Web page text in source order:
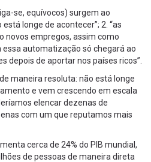
se, equívocos) surgem ao
longe de acontecer”; 2. “as
novos empregos, assim como
essa automatização só chegará ao
depois de aportar nos países ricos”.
maneira resoluta: não está longe
e vem crescendo em escala
elencar dezenas de
com um que reputamos mais
cerca de 24% do PIB mundial,
de pessoas de maneira direta